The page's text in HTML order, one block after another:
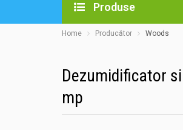
Produse
Home Producător Woods
Dezumidificator
mp